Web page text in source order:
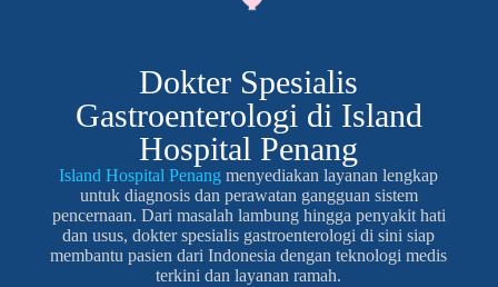
Dokter Spesialis
Gastroenterologi di Island
Hospital Penang
Island Hospital Penangmenyediakan layanan lengkap
untuk diagnosis dan perawatan gangguan sistem
pencernaan. Dari masalah lambung hingga penyakit hati
dan usus, dokter spesialis gastroenterologi di sini siap
membantu pasien dari Indonesia dengan teknologi medis
terkini dan layanan ramah.